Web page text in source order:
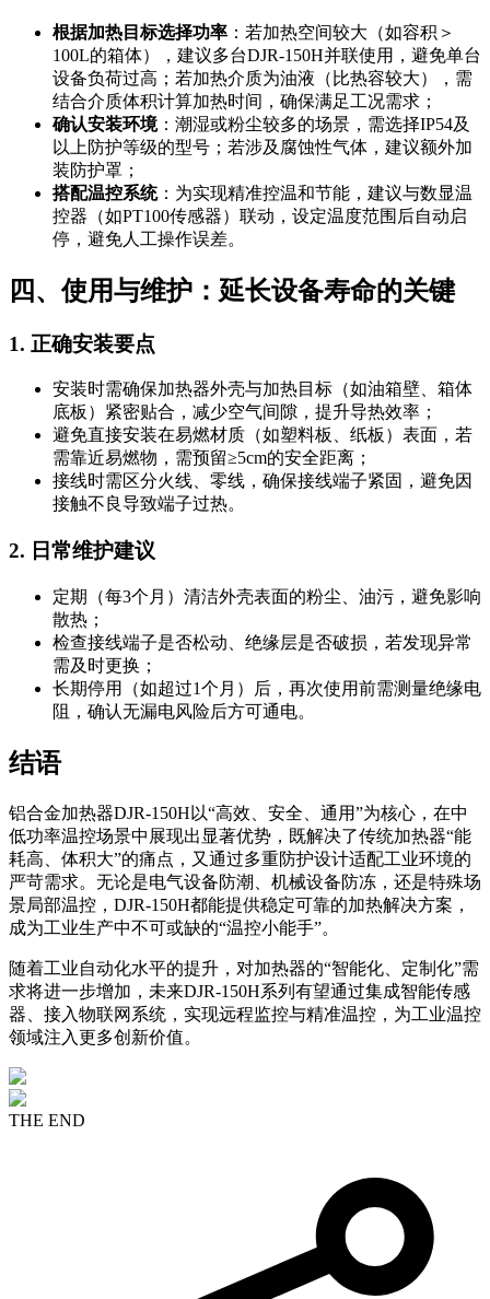
根据加热目标选择功率 ：若加热空间较大（如容积＞
100L的箱体），建议多台DJR-150H并联使用，避免单台
设备负荷过高；若加热介质为油液（比热容较大），需
结合介质体积计算加热时间，确保满足工况需求；
确认安装环境：潮湿或粉尘较多的场景，需选择IP54及
以上防护等级的型号；若涉及腐蚀性气体，建议额外加
装防护罩；
搭配温控系统：为实现精准控温和节能，建议与数显温
控器（如PT100传感器）联动，设定温度范围后自动启
停，避免人工操作误差。
四、使用与维护：延长设备寿命的关键
1. 正确安装要点
安装时需确保加热器外壳与加热目标（如油箱壁、箱体
底板）紧密贴合，减少空气间隙，提升导热效率；
避免直接安装在易燃材质（如塑料板、纸板）表面，若
需靠近易燃物，需预留≥5cm的安全距离；
接线时需区分火线、零线，确保接线端子紧固，避免因
接触不良导致端子过热。
2. 日常维护建议
定期（每3个月）清洁外壳表面的粉尘、油污，避免影响
散热；
检查接线端子是否松动、绝缘层是否破损，若发现异常
需及时更换；
长期停用（如超过1个月）后，再次使用前需测量绝缘电
阻，确认无漏电风险后方可通电。
结语
铝合金加热器DJR-150H以“高效、安全、通用”为核心，在中
低功率温控场景中展现出显著优势，既解决了传统加热器“能
耗高、体积大”的痛点，又通过多重防护设计适配工业环境的
严苛需求。无论是电气设备防潮、机械设备防冻，还是特殊场
景局部温控，DJR-150H都能提供稳定可靠的加热解决方案，
成为工业生产中不可或缺的“温控小能手”。
随着工业自动化水平的提升，对加热器的“智能化、定制化”需
求将进一步增加，未来DJR-150H系列有望通过集成智能传感
器、接入物联网系统，实现远程监控与精准温控，为工业温控
领域注入更多创新价值。
THE END